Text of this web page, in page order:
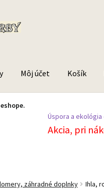
Môj účet Košík
Úspora a
Akcia, pri
záhradné doplnky Ihla,